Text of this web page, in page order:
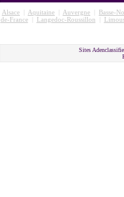
Alsace Aquitaine Auvergne Basse-
de-France| Langedoc-Roussillon
Sites